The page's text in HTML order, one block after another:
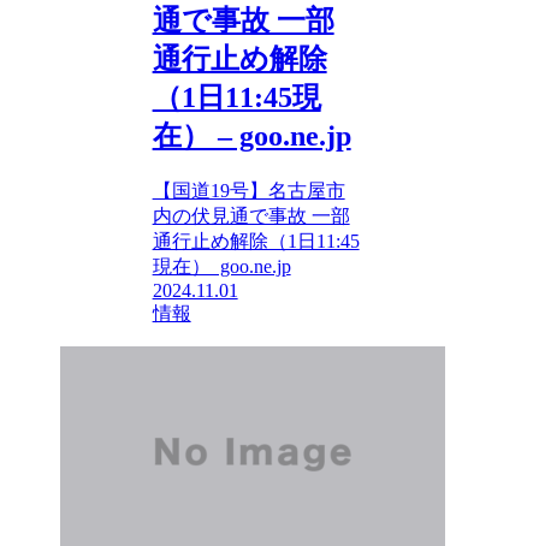
通で事故 一部
通行止め解除
（1日11:45現
在） – goo.ne.jp
【国道19号】名古屋市
内の伏見通で事故 一部
通行止め解除（1日11:45
現在） goo.ne.jp
2024.11.01
情報